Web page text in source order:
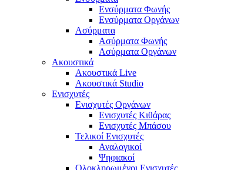
Ενσύρματα Φωνής
Ενσύρματα Οργάνων
Ασύρματα
Ασύρματα Φωνής
Ασύρματα Οργάνων
Ακουστικά
Ακουστικά Live
Ακουστικά Studio
Ενισχυτές
Ενισχυτές Οργάνων
Ενισχυτές Κιθάρας
Ενισχυτές Μπάσου
Τελικοί Ενισχυτές
Αναλογικοί
Ψηφιακοί
Ολοκληρωμένοι Ενισχυτές